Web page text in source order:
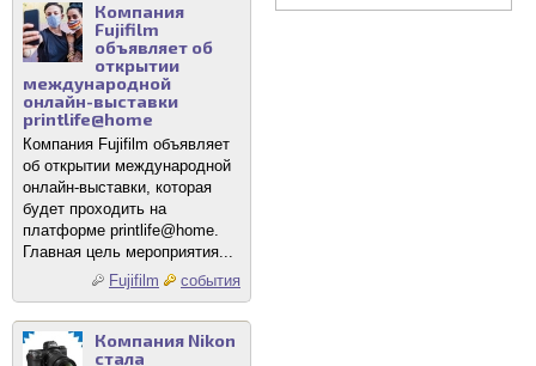
Компания
Fujifilm
объявляет об
открытии
международной
онлайн-выставки
printlife@home
Компания Fujifilm объявляет
об открытии международной
онлайн-выставки, которая
будет проходить на
платформе printlife@home.
Главная цель мероприятия...
Fujifilm
события
Компания Nikon
стала